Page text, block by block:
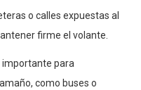
o calles expuestas al
firme el volante.
importante para
como buses o